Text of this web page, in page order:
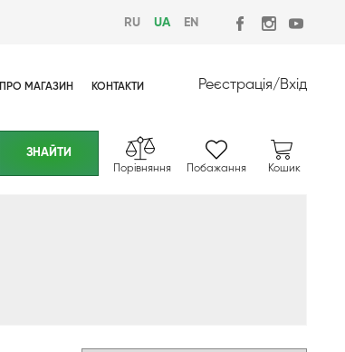
RU UA EN
ПРО МАГАЗИН КОНТАКТИ Реєстрація/Вхід
Порівняння Побажання Кошик